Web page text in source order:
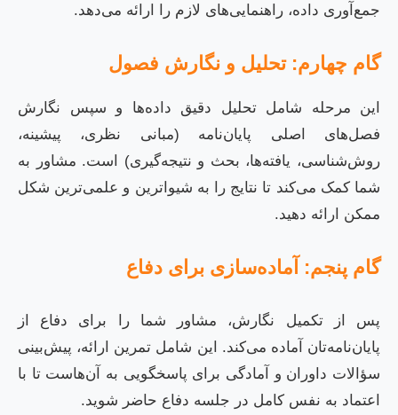
جمع‌آوری داده، راهنمایی‌های لازم را ارائه می‌دهد.
گام چهارم: تحلیل و نگارش فصول
این مرحله شامل تحلیل دقیق داده‌ها و سپس نگارش
فصل‌های اصلی پایان‌نامه (مبانی نظری، پیشینه،
روش‌شناسی، یافته‌ها، بحث و نتیجه‌گیری) است. مشاور به
شما کمک می‌کند تا نتایج را به شیواترین و علمی‌ترین شکل
ممکن ارائه دهید.
گام پنجم: آماده‌سازی برای دفاع
پس از تکمیل نگارش، مشاور شما را برای دفاع از
پایان‌نامه‌تان آماده می‌کند. این شامل تمرین ارائه، پیش‌بینی
سؤالات داوران و آمادگی برای پاسخگویی به آن‌هاست تا با
اعتماد به نفس کامل در جلسه دفاع حاضر شوید.